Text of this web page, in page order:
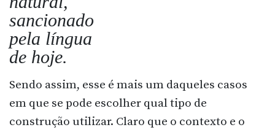
sancionado
pela língua
de hoje.
Sendo assim, esse é mais um daqueles casos
em que se pode escolher qual tipo de
construção utilizar. Claro que o contexto e o